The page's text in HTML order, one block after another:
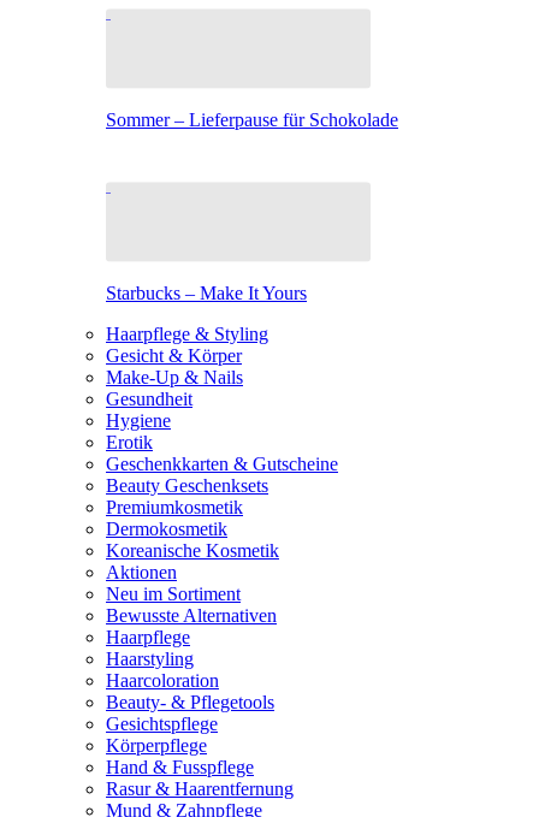
Sommer – Lieferpause für Schokolade
Starbucks – Make It Yours
Haarpflege & Styling
Gesicht & Körper
Make-Up & Nails
Gesundheit
Hygiene
Erotik
Geschenkkarten & Gutscheine
Beauty Geschenksets
Premiumkosmetik
Dermokosmetik
Koreanische Kosmetik
Aktionen
Neu im Sortiment
Bewusste Alternativen
Haarpflege
Haarstyling
Haarcoloration
Beauty- & Pflegetools
Gesichtspflege
Körperpflege
Hand & Fusspflege
Rasur & Haarentfernung
Mund & Zahnpflege